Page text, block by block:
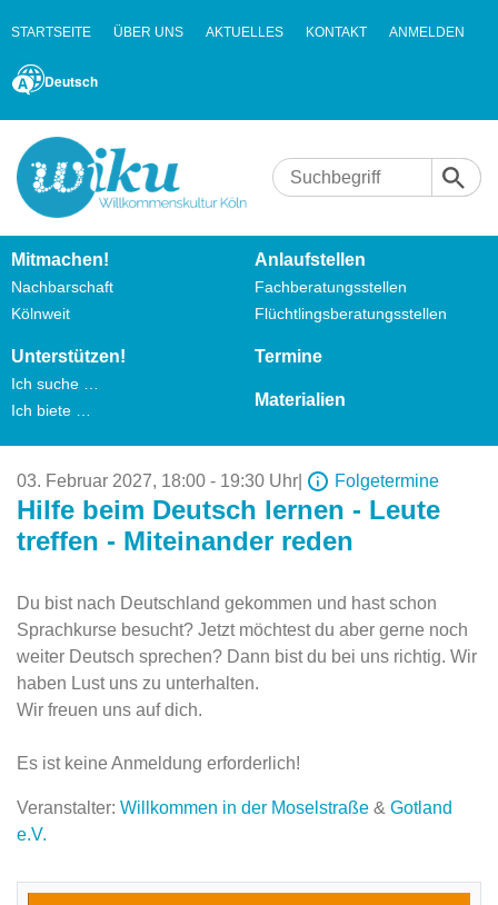
STARTSEITE ÜBER UNS AKTUELLES KONTAKT ANMELDEN
Deutsch
Mitmachen!
Nachbarschaft
Kölnweit
Anlaufstellen
Fachberatungsstellen
Flüchtlingsberatungsstellen
Unterstützen!
Ich suche …
Ich biete …
Termine
Materialien
03. Februar 2027, 18:00 - 19:30 Uhr Folgetermine
Hilfe beim Deutsch lernen - Leute
treffen - Miteinander reden
Du bist nach Deutschland gekommen und hast schon
Sprachkurse besucht? Jetzt möchtest du aber gerne noch
weiter Deutsch sprechen? Dann bist du bei uns richtig. Wir
haben Lust uns zu unterhalten.
Wir freuen uns auf dich.
Es ist keine Anmeldung erforderlich!
Veranstalter: Willkommen in der Moselstraße & Gotland
e.V.